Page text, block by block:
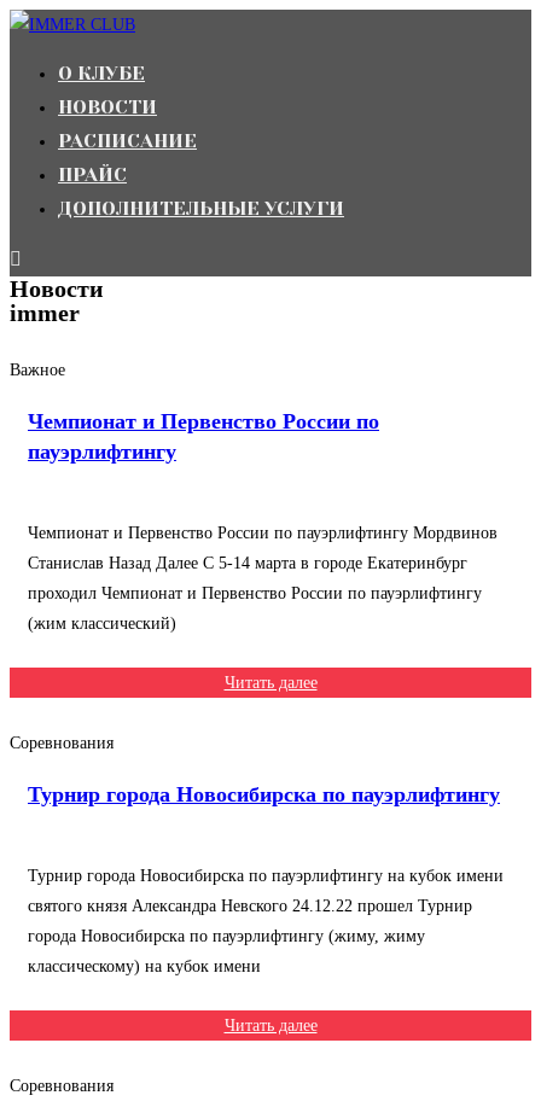
Перейти
содержимому
О КЛУБЕ
НОВОСТИ
РАСПИСАНИЕ
ПРАЙС
ДОПОЛНИТЕЛЬНЫЕ УСЛУГИ
Новости
immer
Важное
Чемпионат и Первенство России по
пауэрлифтингу
Чемпионат и Первенство России по пауэрлифтингу Мордвинов
Станислав Назад Далее С 5-14 марта в городе Екатеринбург
проходил Чемпионат и Первенство России по пауэрлифтингу
(жим классический)
Читать далее
Соревнования
Турнир города Новосибирска по пауэрлифтингу
Турнир города Новосибирска по пауэрлифтингу на кубок имени
святого князя Александра Невского 24.12.22 прошел Турнир
города Новосибирска по пауэрлифтингу (жиму, жиму
классическому) на кубок имени
Читать далее
Соревнования